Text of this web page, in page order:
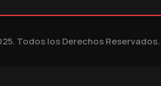
Todos los Derechos